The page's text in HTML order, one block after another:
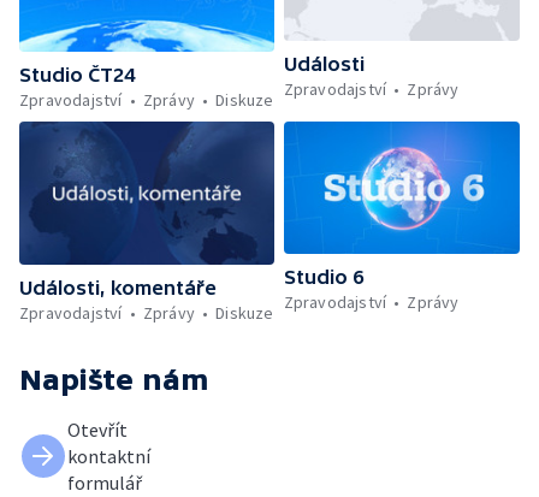
Studio ČT24
Zpravodajství
Zprávy Diskuze
Události
Zpravodajství
Zprávy
Události, komentáře
Zpravodajství
Zprávy Diskuze
Studio 6
Zpravodajství
Zprávy
Napište nám
Otevřít
kontaktní
formulář